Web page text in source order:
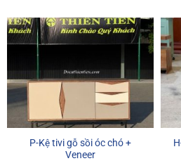
P-Kệ tivi gỗ sồi óc chó +
Veneer